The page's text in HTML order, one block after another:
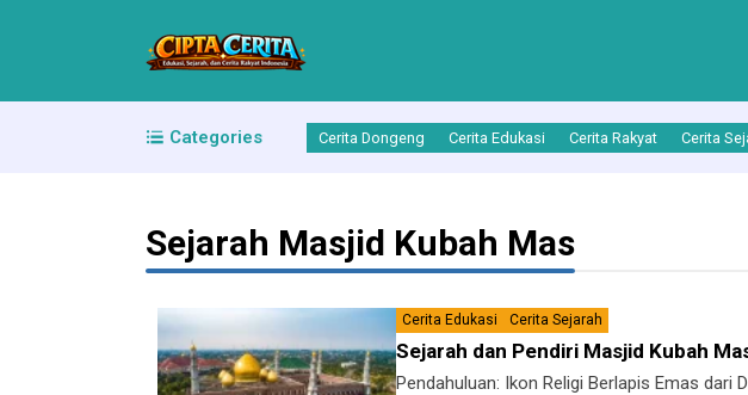
Categories Cerita Dongeng Cerita Edukasi Cerita Rakyat Cerita
Sejarah Masjid Kubah Mas
Cerita Edukasi Cerita Sejarah
Sejarah dan Pendiri Masjid Kubah
Pendahuluan: Ikon Religi Berlapis Emas dari